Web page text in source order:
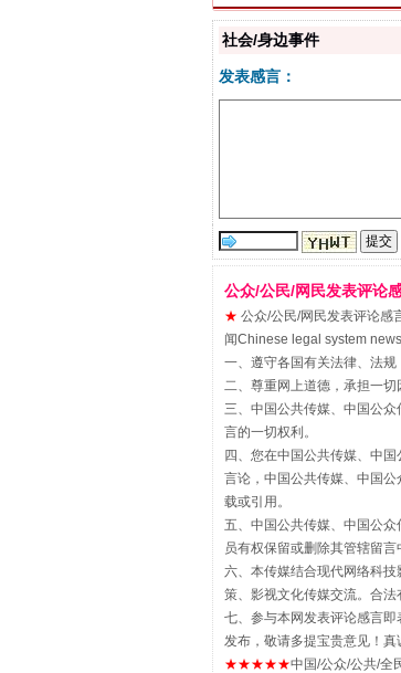
“刷贴”乱
揭批美国五
社会/身边事件
发表感言：
公众/公民/网民发表评论
★ 公众/公民/网民发表评论感
闻Chinese legal system
一、遵守各国有关法律、法规
二、尊重网上道德，承担一切
三、中国公共传媒、中国公
言的一切权利。
四、您在中国公共传媒、中
言论，中国公共传媒、中国
载或引用。
五、中国公共传媒、中国公
员有权保留或删除其管辖留言
六、本传媒结合现代网络科
策、影视文化传媒交流。合法
七、参与本网发表评论感言
发布，敬请多提宝贵意见！
★★★★★中国/公众/公共/全